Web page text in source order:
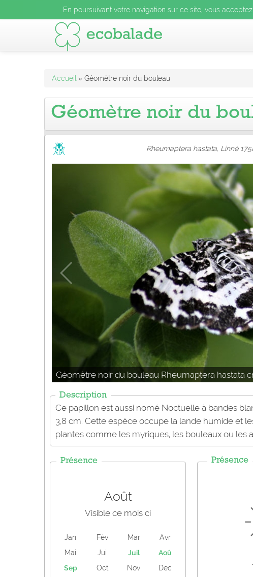
En poursuivant votre navigation sur ce site, vous
En poursuivant votre navigation sur ce site, vous
En poursuivant votre navigation sur ce site, vous acceptez
Accueil » Géomètre noir du bouleau
Géomètre noir du
Rheumaptera hastata, Linné
Géomètre noir du bouleau Rheumaptera hastata
Description
Ce papillon est aussi nomé Noctuelle à bandes
3,8 cm. Cette espèce occupe la lande humide et
plantes comme les myriques, les bouleaux ou les
Présence
Août
Visible ce mois ci
Jan Fév Mar
Avr
Mai
Jui Juil
Aoû
Sep
Oct Nov Dec
Présence